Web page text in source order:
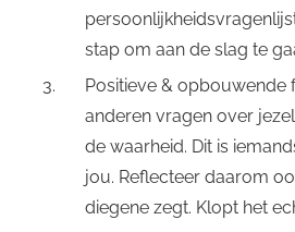
stap om aan de slag te
Positieve & opbouwende
anderen vragen over
de waarheid. Dit is
jou. Reflecteer daarom
diegene zegt. Klopt het